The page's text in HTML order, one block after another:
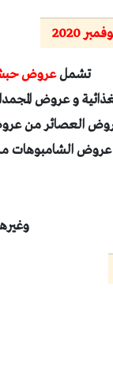
2020
تشملعروض
و عروض
العصائر من
عروض